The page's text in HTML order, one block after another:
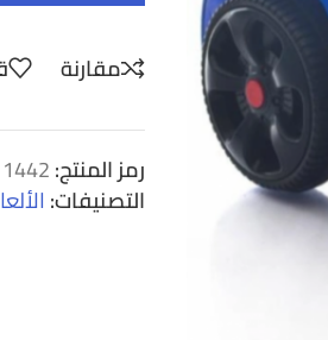
مقارنة
رمز المنتج:
التصنيفات: